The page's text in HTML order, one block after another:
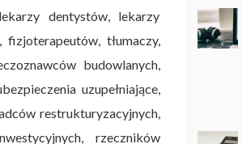
dentystów, lekarzy
tłumaczy,
budowlanych,
uzupełniające,
restrukturyzacyjnych,
rzeczników